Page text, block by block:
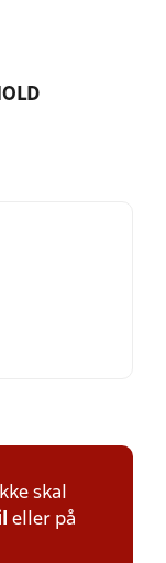
skal
eller på